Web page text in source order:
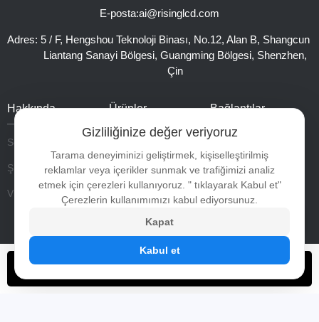
Şimdi başvurun
E-posta:ai@risinglcd.com
Adres: 5 / F, Hengshou Teknoloji Binası, No.12, Alan B, Shangcun
Liantang Sanayi Bölgesi, Guangming Bölgesi, Shenzhen,
Çin
Hakkında
Sertifikalar
Şirket gösterisi
Video
Ürünler
Yüksek parlaklık tft lcd panel
Pencere bakan lcd ekran
Tam açık dijital tabela
Bağlantılar
Gizliliğinize değer veriyoruz
Tarama deneyiminizi geliştirmek, kişiselleştirilmiş
reklamlar veya içerikler sunmak ve trafiğimizi analiz
etmek için çerezleri kullanıyoruz. " tıklayarak Kabul et"
Çerezlerin kullanımımızı kabul ediyorsunuz.
Kapat
Kabul et